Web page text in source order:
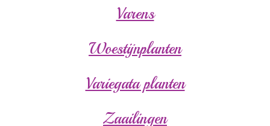
Varens
Woestijnplanten
Variegata planten
Zaailingen